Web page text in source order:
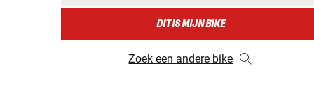
DIT IS MIJN BIKE
Zoek een andere bike